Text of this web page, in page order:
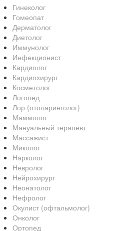
Гинеколог
Гомеопат
Дерматолог
Диетолог
Иммунолог
Инфекционист
Кардиолог
Кардиохирург
Косметолог
Логопед
Лор (отоларинголог)
Маммолог
Мануальный терапевт
Массажист
Миколог
Нарколог
Невролог
Нейрохирург
Неонатолог
Нефролог
Окулист (офтальмолог)
Онколог
Ортопед